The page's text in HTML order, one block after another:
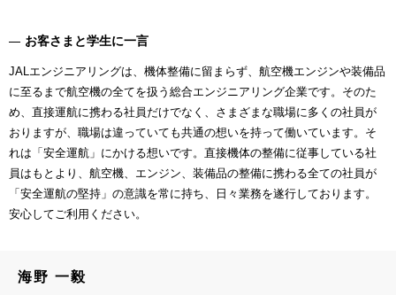
お客さまと学生に一言
JALエンジニアリングは、機体整備に留まらず、航空機エンジンや装備品
に至るまで航空機の全てを扱う総合エンジニアリング企業です。そのた
め、直接運航に携わる社員だけでなく、さまざまな職場に多くの社員が
おりますが、職場は違っていても共通の想いを持って働いています。そ
れは「安全運航」にかける想いです。直接機体の整備に従事している社
員はもとより、航空機、エンジン、装備品の整備に携わる全ての社員が
「安全運航の堅持」の意識を常に持ち、日々業務を遂行しております。
安心してご利用ください。
海野 一毅